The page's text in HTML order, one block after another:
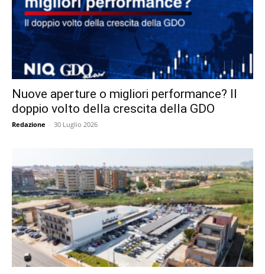
Nuove aperture o migliori performance? Il
doppio volto della crescita della GDO
Redazione - 30 Luglio 2026